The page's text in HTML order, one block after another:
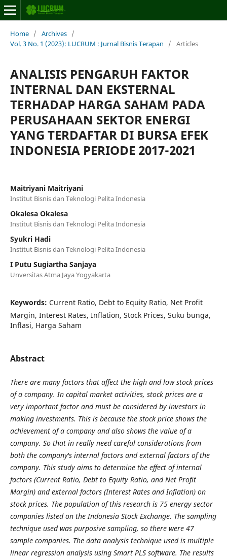
Home / Archives /
Vol. 3 No. 1 (2023): LUCRUM : Jurnal Bisnis Terapan
/ Articles
ANALISIS PENGARUH FAKTOR
INTERNAL DAN EKSTERNAL
TERHADAP HARGA SAHAM PADA
PERUSAHAAN SEKTOR ENERGI
YANG TERDAFTAR DI BURSA EFEK
INDONESIA PERIODE 2017-2021
Maitriyani Maitriyani
Institut Bisnis dan Teknologi Pelita Indonesia
Okalesa Okalesa
Institut Bisnis dan Teknologi Pelita Indonesia
Syukri Hadi
Institut Bisnis dan Teknologi Pelita Indonesia
I Putu Sugiartha Sanjaya
Unversitas Atma Jaya Yogyakarta
Keywords: Current Ratio, Debt to Equity Ratio, Net Profit
Margin, Interest Rates, Inflation, Stock Prices, Suku bunga,
Inflasi, Harga Saham
Abstract
There are many factors that affect the high and low stock prices
of a company. In capital market activities, stock prices are a
very important factor and must be considered by investors in
making investments. This is because the stock price shows the
achievement of a company and also shows the value of a
company. So that in really need careful considerations from
both the company's internal factors and external factors of the
company. This study aims to determine the effect of internal
factors (Current Ratio, Debt to Equity Ratio, and Net Profit
Margin) and external factors (Interest Rates and Inflation) on
stock prices. The population of this research is 75 energy sector
companies listed on the Indonesia Stock Exchange. The sampling
technique used was purposive sampling, so there were 47
sample companies. The data analysis technique used is multiple
linear regression analysis using Smart PLS software. The results